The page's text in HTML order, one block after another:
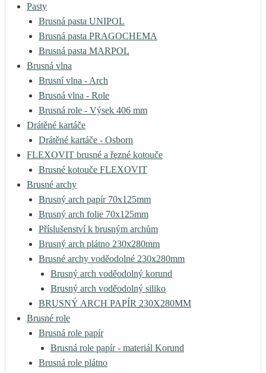
Pasty
Brusná pasta UNIPOL
Brusná pasta PRAGOCHEMA
Brusná pasta MARPOL
Brusná vlna
Brusní vlna - Arch
Brusná vlna - Role
Brusná role - Výsek 406 mm
Drátěné kartáče
Drátěné kartáče - Osborn
FLEXOVIT brusné a řezné kotouče
Brusné kotouče FLEXOVIT
Brusné archy
Brusný arch papír 70x125mm
Brusný arch folie 70x125mm
Příslušenství k brusným archům
Brusný arch plátno 230x280mm
Brusné archy voděodolné 230x280mm
Brusný arch voděodolný korund
Brusný arch voděodolný siliko
BRUSNÝ ARCH PAPÍR 230X280MM
Brusné role
Brusná role papír
Brusná role papír - materiál Korund
Brusná role plátno